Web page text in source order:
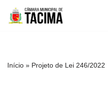
Pular
Início » Projeto de Lei 246/2022